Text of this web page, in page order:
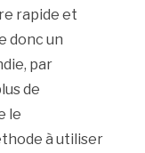
rapide et
donc un
par
de
le
à utiliser